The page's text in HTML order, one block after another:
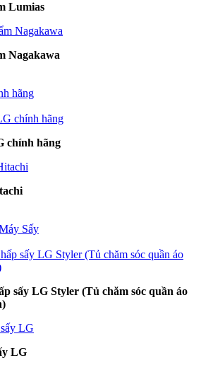
Lumias
Nagakawa
hãng
chính hãng
Sấy
sấy LG Styler (Tủ chăm sóc quần áo
LG